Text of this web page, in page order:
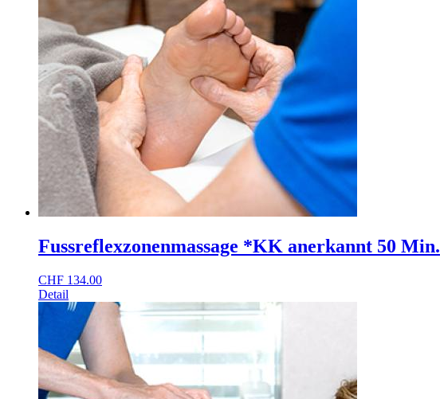
Fussreflexzonenmassage *KK anerkannt 50 Min.
CHF 134.00
Detail